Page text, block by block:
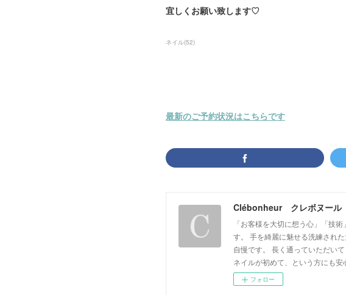
宜しくお願い致します♡
ネイル(52)
最新のご予約状況はこちらです
Clébonheur クレボヌール
「お客様を大切に想う心」「技
す。 手を綺麗に魅せる洗練され
自慢です。 長く通っていただい
ネイルが初めて、という方にも
フォロー